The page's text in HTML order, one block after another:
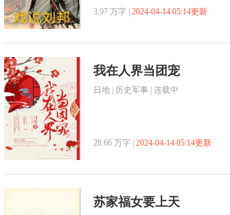
智慧……
3.97 万字 | 2024-04-14 05:14更新
我在人界当团宠
日地 历史军事 | 连载中
28.66 万字 | 2024-04-14 05:14更新
苏家福女要上天